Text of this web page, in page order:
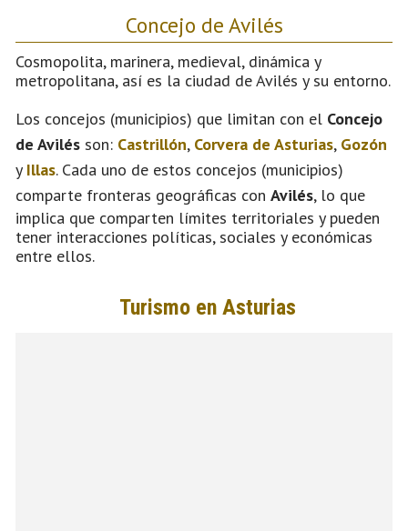
Concejo de Avilés
Cosmopolita, marinera, medieval, dinámica y
metropolitana, así es la ciudad de Avilés y su entorno.
Los concejos (municipios) que limitan con el Concejo
de Avilés son: Castrillón, Corvera de Asturias, Gozón
y Illas. Cada uno de estos concejos (municipios)
comparte fronteras geográficas con Avilés, lo que
implica que comparten límites territoriales y pueden
tener interacciones políticas, sociales y económicas
entre ellos.